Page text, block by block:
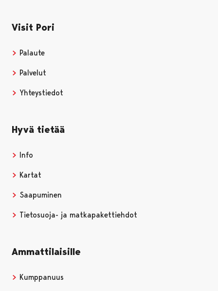
Visit Pori
Palaute
Palvelut
Yhteystiedot
Hyvä tietää
Info
Kartat
Saapuminen
Tietosuoja- ja matkapakettiehdot
Ammattilaisille
Kumppanuus